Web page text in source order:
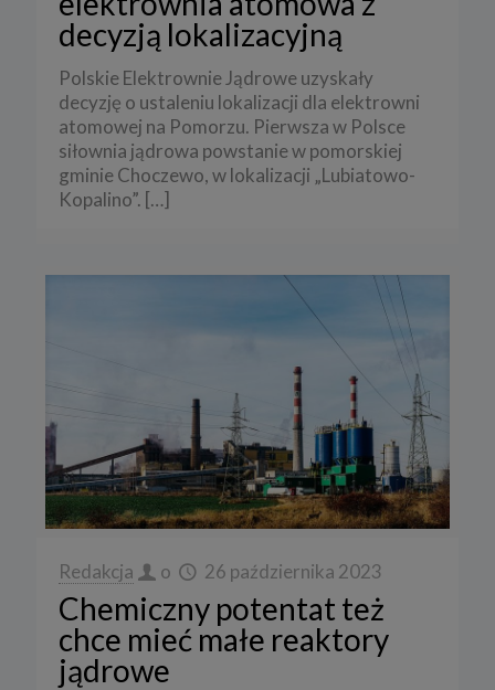
decyzją lokalizacyjną
Polskie Elektrownie Jądrowe uzyskały
decyzję o ustaleniu lokalizacji dla elektrowni
atomowej na Pomorzu. Pierwsza w Polsce
siłownia jądrowa powstanie w pomorskiej
gminie Choczewo, w lokalizacji „Lubiatowo-
Kopalino”. […]
Redakcja o 26 października 2023
Chemiczny potentat też
chce mieć małe reaktory
jądrowe